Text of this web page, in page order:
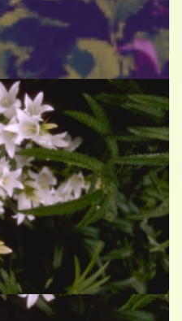
klokje
var. macrantha